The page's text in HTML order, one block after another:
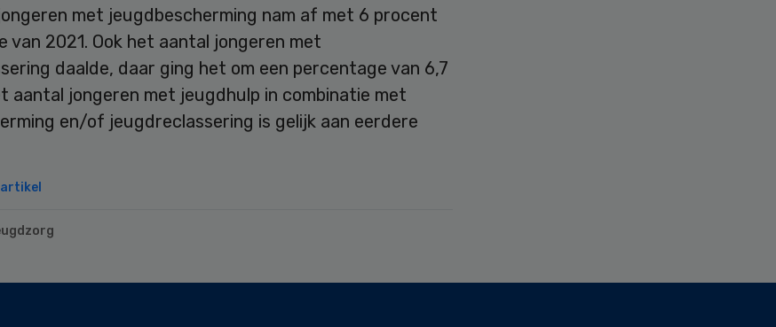
met jeugdbescherming nam af met 6 procent
van 2021. Ook het aantal jongeren met
daalde, daar ging het om een percentage van 6,7
aantal jongeren met jeugdhulp in combinatie met
en/of jeugdreclassering is gelijk aan eerdere